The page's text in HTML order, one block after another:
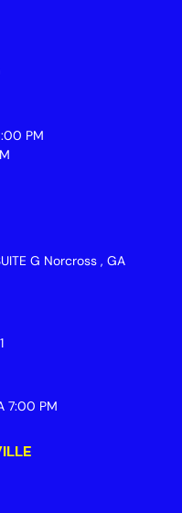
PM
G Norcross , GA
7:00 PM